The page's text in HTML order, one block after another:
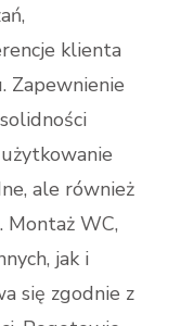
klienta
Zapewnienie
ale również
Montaż WC,
jak i
się zgodnie z